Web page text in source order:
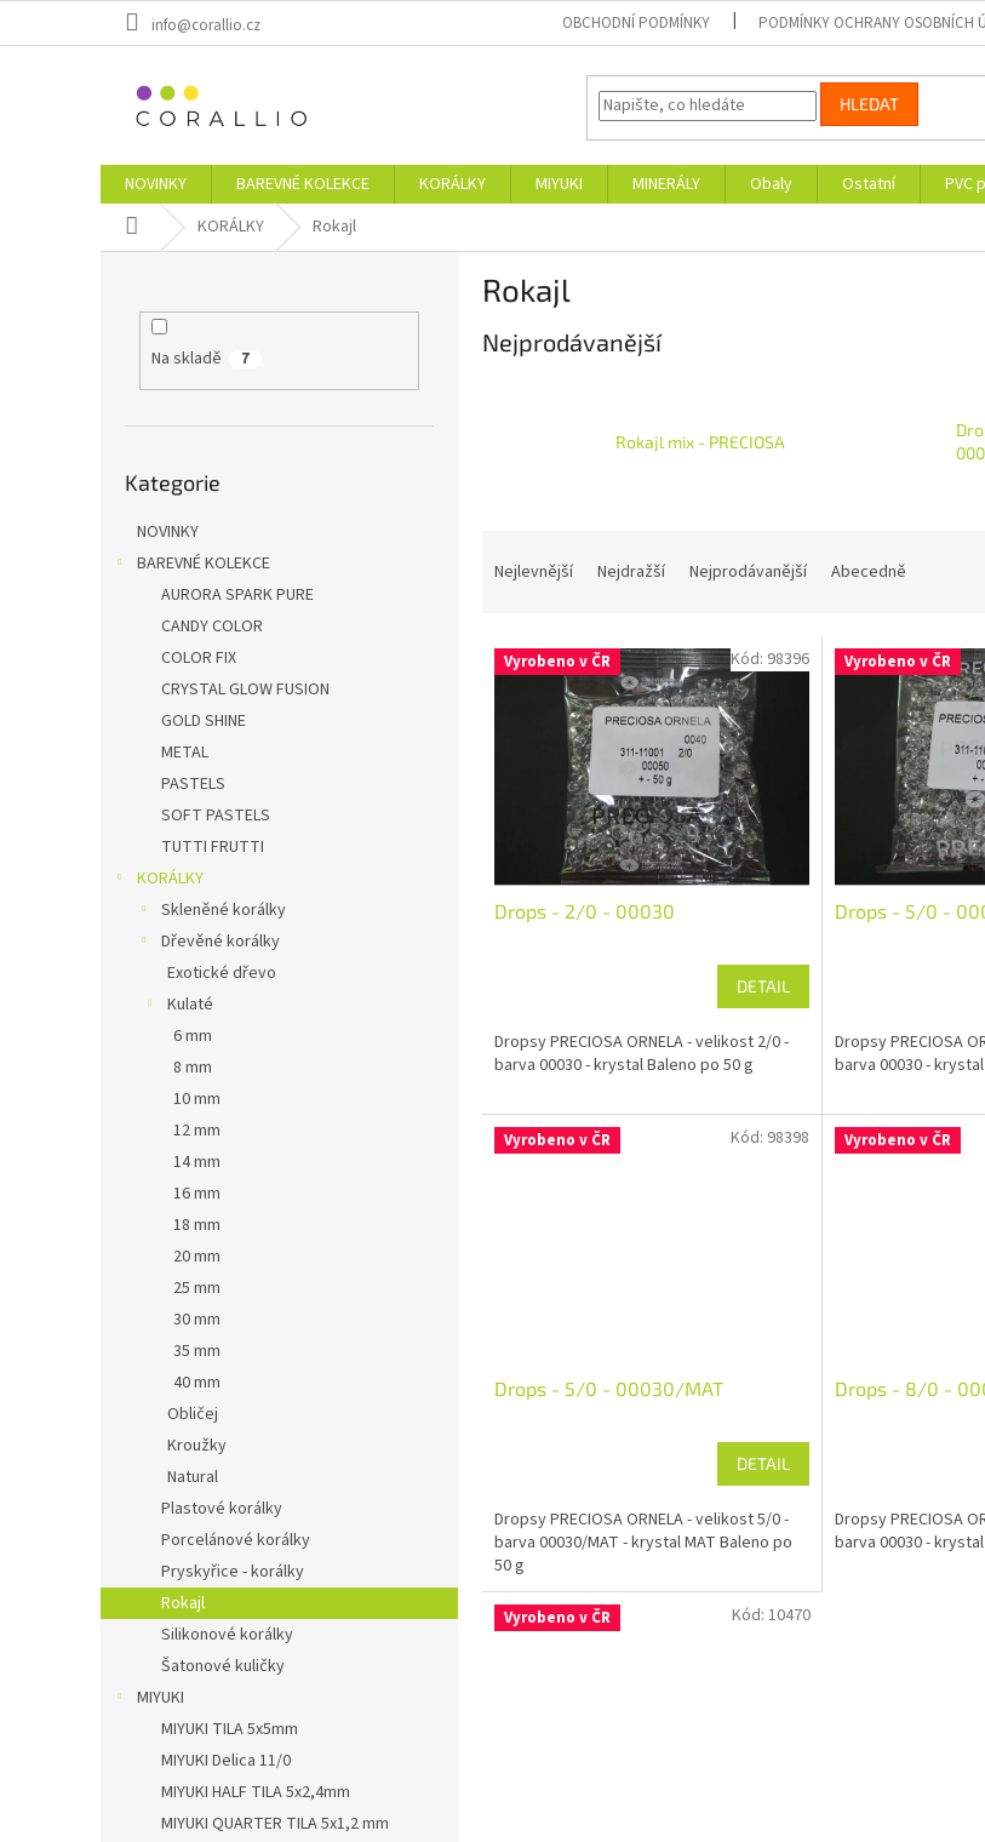
info@corallio.cz OBCHODNÍ PODMÍNKY PODMÍNKY OCHRANY OSOBNÍCH
HLEDAT
NOVINKY BAREVNÉ KOLEKCE KORÁLKY MIYUKI MINERÁLY Obaly Ostatní PVC
Domů KORÁLKY Rokajl
Na skladě 7
kategorie
Kategorie
NOVINKY
BAREVNÉ KOLEKCE
AURORA SPARK PURE
CANDY COLOR
COLOR FIX
CRYSTAL GLOW FUSION
GOLD SHINE
METAL
PASTELS
SOFT PASTELS
TUTTI FRUTTI
KORÁLKY
Skleněné korálky
Dřevěné korálky
Exotické dřevo
Kulaté
6 mm
8 mm
10 mm
12 mm
14 mm
16 mm
18 mm
20 mm
25 mm
30 mm
35 mm
40 mm
Obličej
Kroužky
Natural
Plastové korálky
Porcelánové korálky
Pryskyřice - korálky
Rokajl
Silikonové korálky
Šatonové kuličky
MIYUKI
MIYUKI TILA 5x5mm
MIYUKI Delica 11/0
MIYUKI HALF TILA 5x2,4mm
MIYUKI QUARTER TILA 5x1,2 mm
Rokajl
Nejprodávanější
Rokajl mix - PRECIOSA
n
Nejlevnější Nejdražší Nejprodávanější Abecedně
V Vyrobeno v ČR
Drops - 2/0 - 00030
DETAIL
Dropsy PRECIOSA ORNELA - velikost 2/0 -
barva 00030 - krystal Baleno po 50 g
Kód: 98396 Vyrobeno v ČR
Drops - 5/0 -
Dropsy PRECIOSA
barva 00030 -
Vyrobeno v ČR
Drops - 5/0 - 00030/MAT
DETAIL
Dropsy PRECIOSA ORNELA - velikost 5/0 -
barva 00030/MAT - krystal MAT Baleno po
50 g
Kód: 98398 Vyrobeno v ČR
Drops - 8/0 -
Dropsy PRECIOSA
barva 00030 -
Vyrobeno v ČR Kód: 10470